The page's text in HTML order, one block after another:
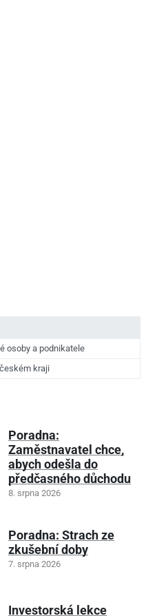
osoby a podnikatele
kraji
Poradna:
Zaměstnavatel chce,
abych odešla do
předčasného důchodu
8. srpna 2026
Poradna: Strach ze
zkušební doby
7. srpna 2026
Investorská lekce